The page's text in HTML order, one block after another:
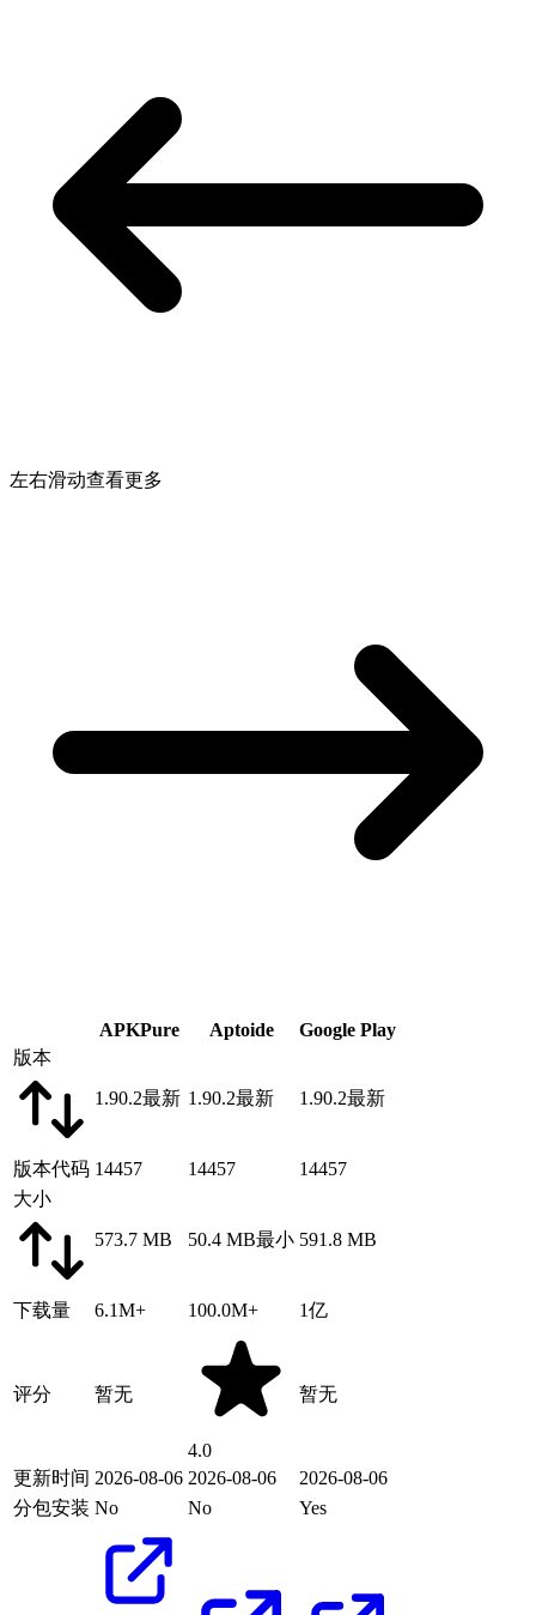
左右滑动查看更多
APKPure Aptoide
Google Play
版本
1.90.2最新 1.90.2最新 1.90.2最新
版本代码 14457 14457
14457
大小
573.7 MB
50.4 MB最小 591.8 MB
下载量 6.1M+ 100.0M+ 1亿
评分 暂无
4.0
暂无
更新时间 2026-08-06 2026-08-06
2026-08-06
分包安装 No No Yes